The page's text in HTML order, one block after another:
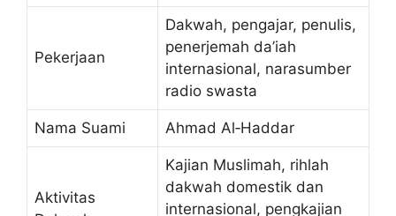
Pekerjaan
Dakwah, pengajar, penulis,
penerjemah da’iah
internasional, narasumber
radio swasta
Nama Suami Ahmad Al‑Haddar
Aktivitas
Kajian Muslimah, rihlah
dakwah domestik dan
internasional, pengkajian